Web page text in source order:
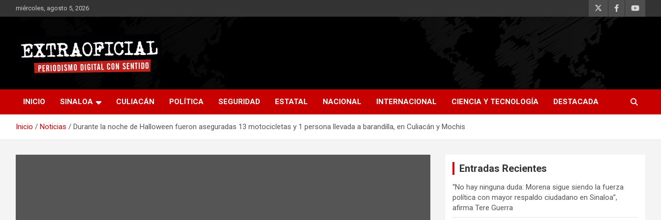
al
miércoles, agosto 5, 2026
Extraoficial
INICIO SINALOA CULIACÁN POLÍTICA SEGURIDAD ESTATAL NACIONAL INTERNACIONAL CIENCIA Y TECNOLOGÍA DESTACADA
Inicio Noticias Durante la noche de Halloween fueron aseguradas 13 motocicletas y 1 persona llevada a barandilla, en Culiacán y Mochis
Entradas Recientes
“No hay ninguna duda: Morena sigue siendo la fuerza
política con mayor respaldo ciudadano en Sinaloa”,
afirma Tere Guerra